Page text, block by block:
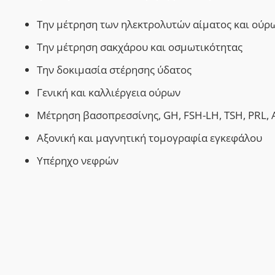
Την μέτρηση των ηλεκτρολυτών αίματος και
Την μέτρηση σακχάρου και οσμωτικότητας
Την δοκιμασία στέρησης ύδατος
Γενική και καλλιέργεια ούρων
Μέτρηση βασοπρεσσίνης, GH, FSH-LH, TSH, PRL,
Αξονική και μαγνητική τομογραφία εγκεφάλου
Υπέρηχο νεφρών